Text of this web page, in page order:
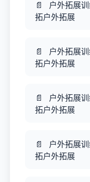
户外拓展
拓户外拓展
户外拓展
拓户外拓展
户外拓展
拓户外拓展
户外拓展
拓户外拓展